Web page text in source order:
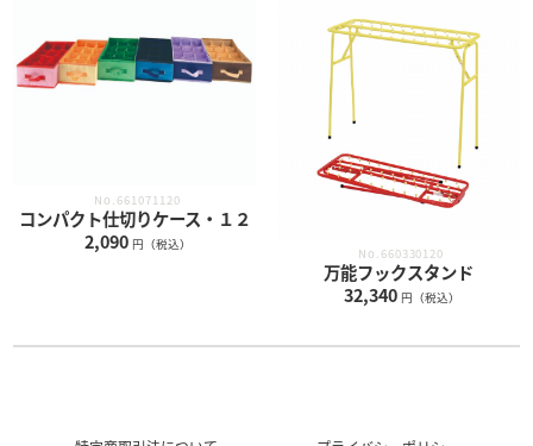
No.661071120
コンパクト仕切りケース・１２
2,090 円（税込）
No.660330120
万能フックスタンド
32,340 円（税込）